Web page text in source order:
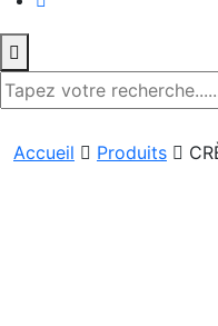
Accueil Produits